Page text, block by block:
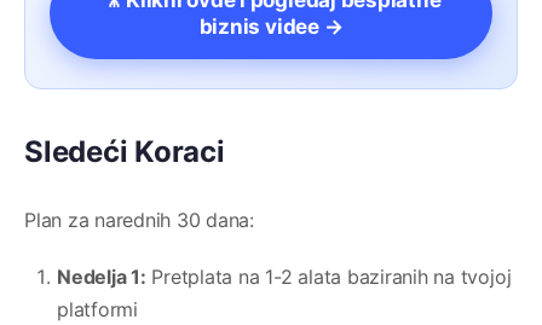
biznis videe →
Sledeći Koraci
Plan za narednih 30 dana:
Nedelja 1: Pretplata na 1-2 alata baziranih na tvojoj
platformi